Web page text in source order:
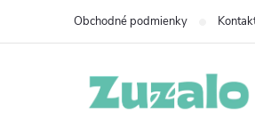
Obchodné podmienky